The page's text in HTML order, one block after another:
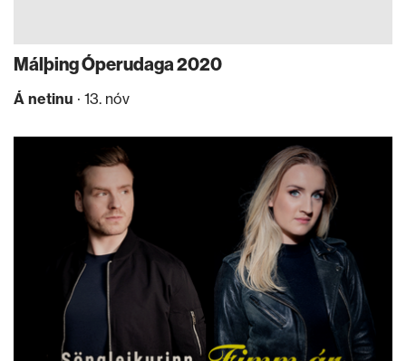
Málþing Óperudaga 2020
Á netinu · 13. nóv